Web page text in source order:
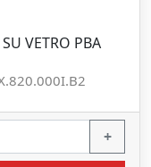
VETRO PBA
+